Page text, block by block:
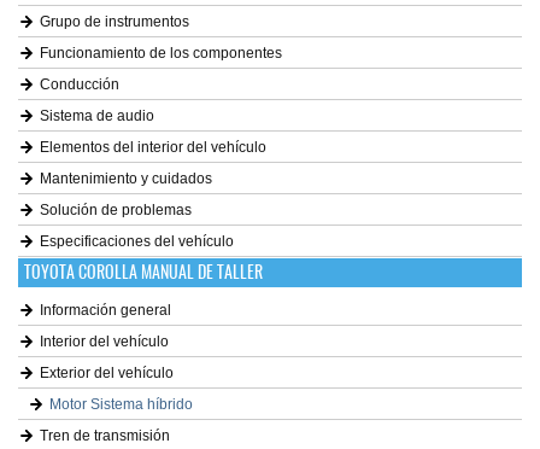
Grupo de instrumentos
Funcionamiento de los componentes
Conducción
Sistema de audio
Elementos del interior del vehículo
Mantenimiento y cuidados
Solución de problemas
Especificaciones del vehículo
TOYOTA COROLLA MANUAL DE TALLER
Información general
Interior del vehículo
Exterior del vehículo
Motor Sistema híbrido
Tren de transmisión